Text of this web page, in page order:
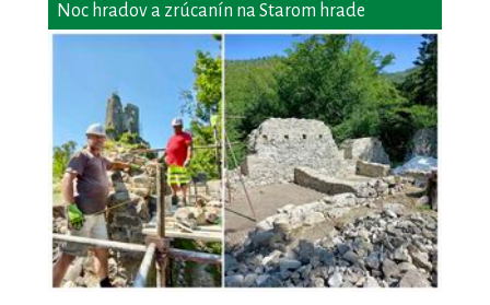
Noc hradov a zrúcanín na Starom hrade